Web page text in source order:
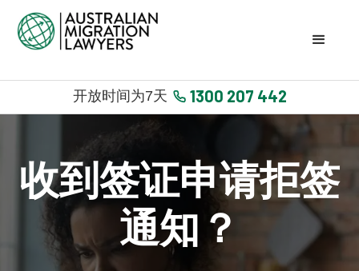
开放时间为7天 1300 207 442
收到签证申请拒签
通知？